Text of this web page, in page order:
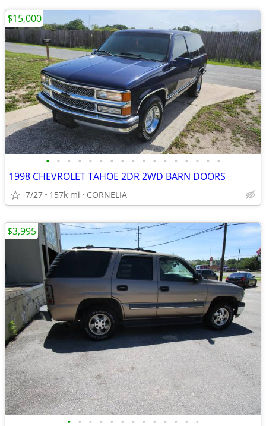
• • • • • • • • • • • • • • • • •
1998 CHEVROLET TAHOE 2DR 2WD BARN DOORS
7/27 157k mi CORNELIA
$15,000
• • • • • • • • • • • • •
$3,995